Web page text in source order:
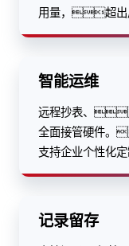
用量，超
智能运维
远程抄表、
全面接管硬件。
支持企业个性
记录留存